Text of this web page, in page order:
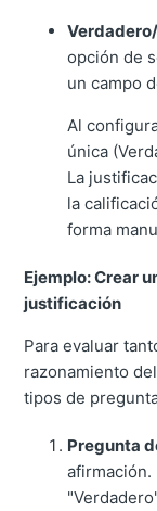
opción de
un campo
Al
única
La
la
forma
Ejemplo: Crear
justificación
Para evaluar
razonamiento
tipos de
Pregunta
afirmación.